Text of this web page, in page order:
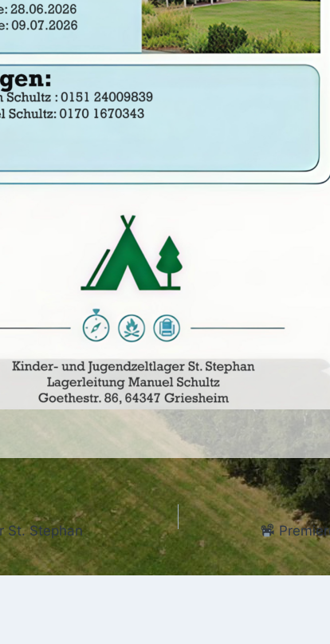
St. Stephan